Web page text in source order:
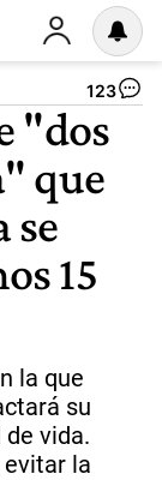
123
"dos
que
se
15
la que
su
vida.
la